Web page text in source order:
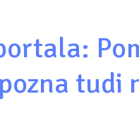
tudi